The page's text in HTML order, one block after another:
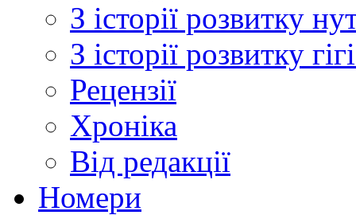
З історії розвитку
З історії розвитку
Рецензії
Хроніка
Від редакції
Номери